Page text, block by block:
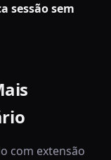
sessão sem
com extensão